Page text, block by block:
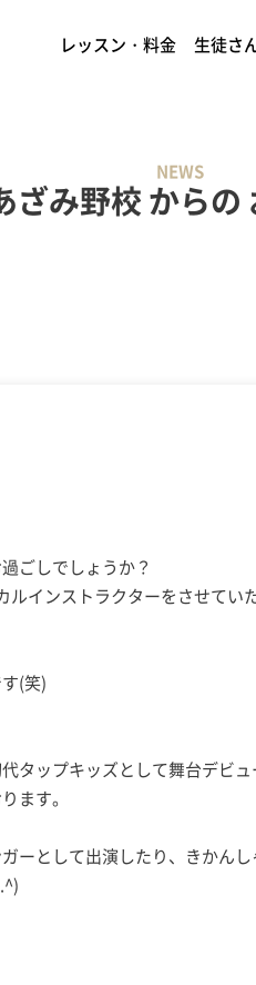
レッスン・料金 生徒さ
NEWS
ざみ野校 からの
ごしでしょうか？
インストラクターをさせてい
(笑)
タップキッズとして舞台デビ
ます。
ーとして出演したり、きかん